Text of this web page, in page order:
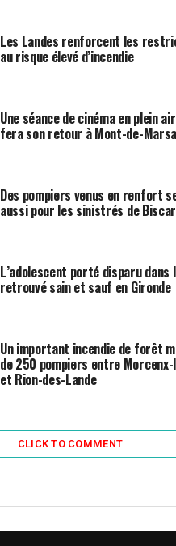
Les Landes renforcent les
au risque élevé d’incendie
Une séance de cinéma en plein
fera son retour à Mont-de-
Des pompiers venus en renfort
aussi pour les sinistrés de
L’adolescent porté disparu dans
retrouvé sain et sauf en Gironde
Un important incendie de forêt
de 250 pompiers entre Morcenx-
et Rion-des-Lande
CLICK TO COMMENT